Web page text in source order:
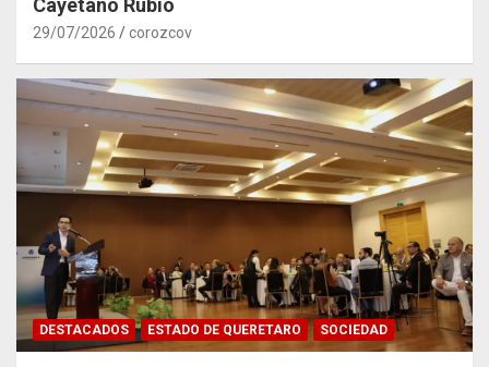
Cayetano Rubio
29/07/2026 corozcov
DESTACADOS ESTADO DE QUERETARO SOCIEDAD